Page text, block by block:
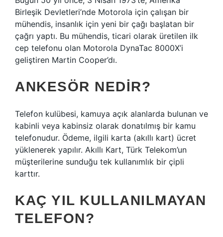
Birleşik Devletleri’nde Motorola için çalışan bir
mühendis, insanlık için yeni bir çağı başlatan bir
çağrı yaptı. Bu mühendis, ticari olarak üretilen ilk
cep telefonu olan Motorola DynaTac 8000X’i
geliştiren Martin Cooper’dı.
ANKESÖR NEDIR?
Telefon kulübesi, kamuya açık alanlarda bulunan ve
kabinli veya kabinsiz olarak donatılmış bir kamu
telefonudur. Ödeme, ilgili karta (akıllı kart) ücret
yüklenerek yapılır. Akıllı Kart, Türk Telekom’un
müşterilerine sunduğu tek kullanımlık bir çipli
karttır.
KAÇ YIL KULLANILMAYAN
TELEFON?